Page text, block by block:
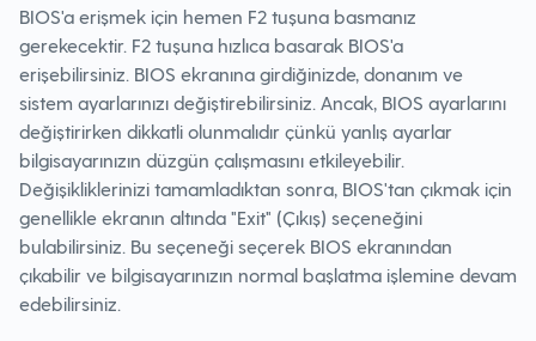
BIOS'a erişmek için hemen F2 tuşuna basmanız
gerekecektir. F2 tuşuna hızlıca basarak BIOS'a
erişebilirsiniz. BIOS ekranına girdiğinizde, donanım ve
sistem ayarlarınızı değiştirebilirsiniz. Ancak, BIOS ayarlarını
değiştirirken dikkatli olunmalıdır çünkü yanlış ayarlar
bilgisayarınızın düzgün çalışmasını etkileyebilir.
Değişikliklerinizi tamamladıktan sonra, BIOS'tan çıkmak için
genellikle ekranın altında "Exit" (Çıkış) seçeneğini
bulabilirsiniz. Bu seçeneği seçerek BIOS ekranından
çıkabilir ve bilgisayarınızın normal başlatma işlemine devam
edebilirsiniz.